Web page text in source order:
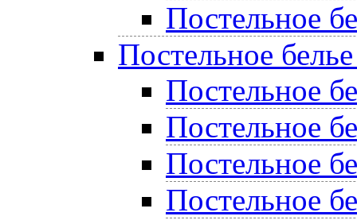
Постельное
Постельное
Постельное
Постельное
Постельное
Постельное